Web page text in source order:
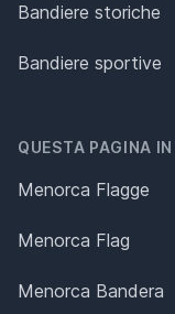
Bandiere storiche
Bandiere sportive
QUESTA PAGINA
Menorca Flagge
Menorca Flag
Menorca Bandera